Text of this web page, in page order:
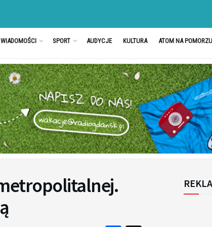
WIADOMOŚCI SPORT AUDYCJE KULTURA ATOM NA POMORZU